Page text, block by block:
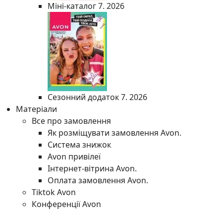
Міні-каталог 7. 2026
Сезонний додаток 7. 2026
Матеріали
Все про замовлення
Як розміщувати замовлення Avon.
Система знижок
Avon привілеї
Інтернет-вітрина Avon.
Оплата замовлення Avon.
Tiktok Avon
Конференції Avon